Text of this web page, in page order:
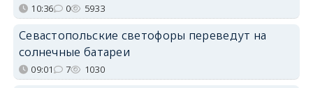
10:36 0 5933
Севастопольские светофоры переведут на
солнечные батареи
09:01 7 1030